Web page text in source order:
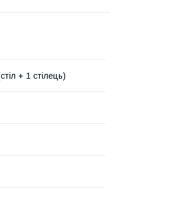
+ 1 стілець)